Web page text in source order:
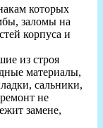
которых
заломы на
корпуса и
из строя
материалы,
сальники,
не
замене,